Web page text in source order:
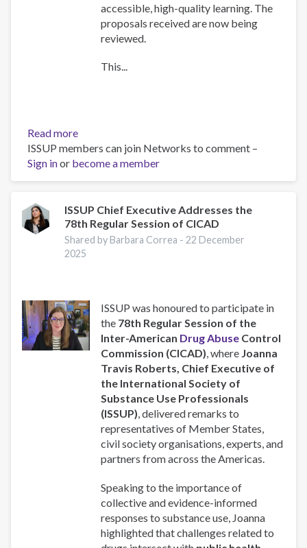
accessible, high-quality learning. The
proposals received are now being
reviewed.
This...
Read more
Training
Team
collaboration
ISSUP members can join Networks to comment –
Sign inor become a member
ISSUP Chief Executive Addresses the
78th Regular Session of CICAD
Shared by Barbara Correa -22 December
2025
ISSUP was honoured to participate in
the 78th Regular Session of the
Inter-American Drug Abuse Control
Commission (CICAD), where Joanna
Travis Roberts, Chief Executive of
the International Society of
Substance Use Professionals
(ISSUP), delivered remarks to
representatives of Member States,
civil society organisations, experts, and
partners from across the Americas.
Speaking to the importance of
collective and evidence-informed
responses to substance use, Joanna
highlighted that challenges related to